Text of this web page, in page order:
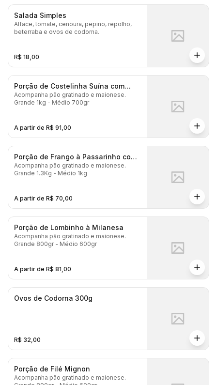
Salada Simples
Alface, tomate, cenoura, pepino, repolho,
beterraba e ovos de codorna.
R$ 18,00
Porção de Costelinha Suína com
Osso
Acompanha pão gratinado e maionese.
Grande 1kg - Médio 700gr
A partir de R$ 91,00
Porção de Frango à Passarinho com
Osso
Acompanha pão gratinado e maionese.
Grande 1.3Kg - Médio 1kg
A partir de R$ 70,00
Porção de Lombinho à Milanesa
Acompanha pão gratinado e maionese.
Grande 800gr - Médio 600gr
A partir de R$ 81,00
Ovos de Codorna 300g
R$ 32,00
Porção de Filé Mignon
Acompanha pão gratinado e maionese.